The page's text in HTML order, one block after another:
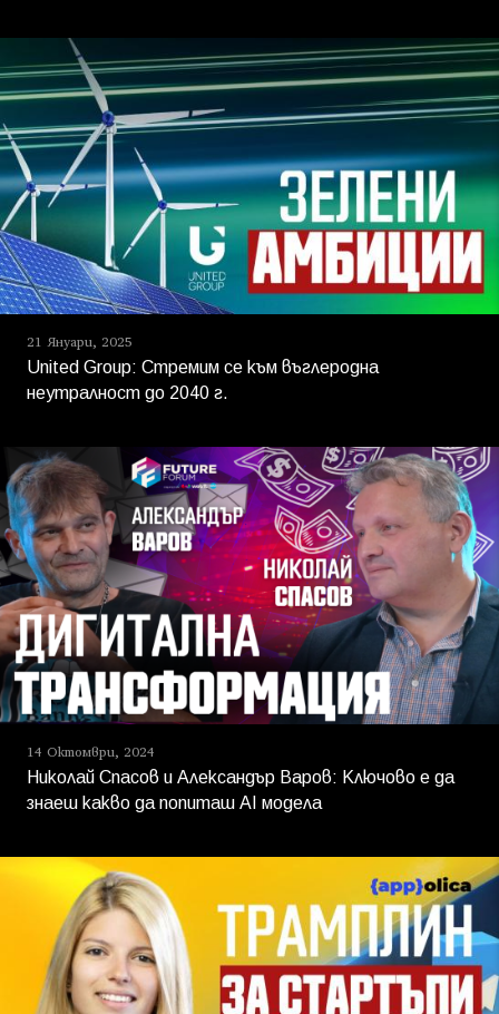
21 Януари, 2025
United Group: Стремим се към въглеродна
неутралност до 2040 г.
14 Октомври, 2024
Николай Спасов и Александър Варов: Ключово е да
знаеш какво да попиташ AI модела